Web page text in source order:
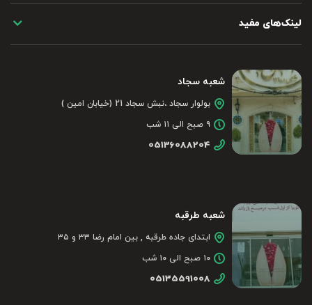
لینک‌های مفید
شعبه سجاد
بولوار سجاد ،نبش سجاد 21 (خیابان امین )
۹ صبح الی ۱۱ شب
05136088204
شعبه طرقبه
ابتدای جاده طرقبه , بین امام رضا ۳۳ و ۳۵
۱۰ صبح الی ۱۰ شب
05135591008